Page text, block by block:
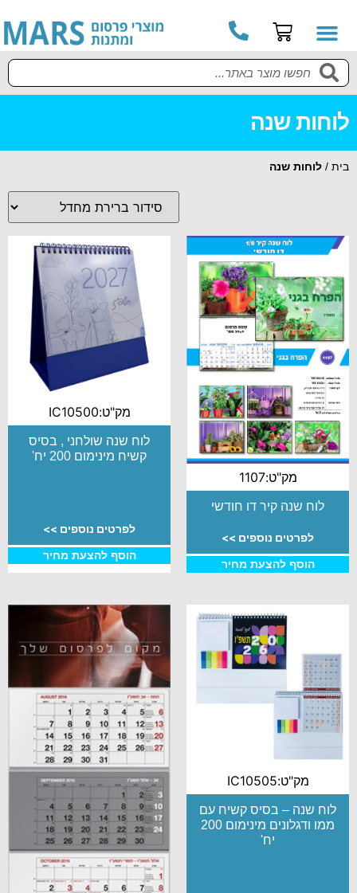
לוחות שנה
בית / לוחות שנה
מק"ט:1107
לוח שנה קיר דו חודשי
לפרטים נוספים >>
הוסף להצעת מחיר
מק"ט:IC10500
לוח שנה שולחני , בסיס
קשיח מינימום 200 יח'
לפרטים נוספים >>
הוסף להצעת מחיר
מק"ט:IC10505
לוח שנה – בסיס קשיח עם
ממו ודגלונים מינימום 200
יח'